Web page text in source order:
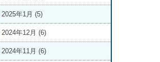
2025年1月 (5)
2024年12月 (6)
2024年11月 (6)